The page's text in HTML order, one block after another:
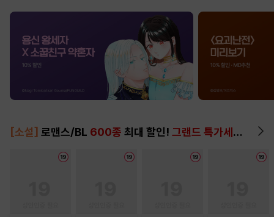
[소설] 로맨스/BL 600종 최대 할인! 그랜드 특가세트